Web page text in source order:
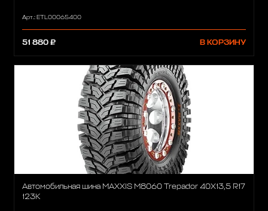
Арт.: ETL00065400
51 880 ₽ В КОРЗИНУ
Автомобильная шина MAXXIS M8060 Trepador 40X13,5 R17
123K